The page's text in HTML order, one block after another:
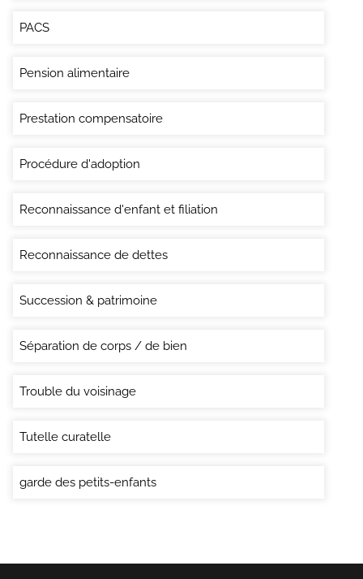
PACS
Pension alimentaire
Prestation compensatoire
Procédure d'adoption
Reconnaissance d'enfant et filiation
Reconnaissance de dettes
Succession & patrimoine
Séparation de corps / de bien
Trouble du voisinage
Tutelle curatelle
garde des petits-enfants